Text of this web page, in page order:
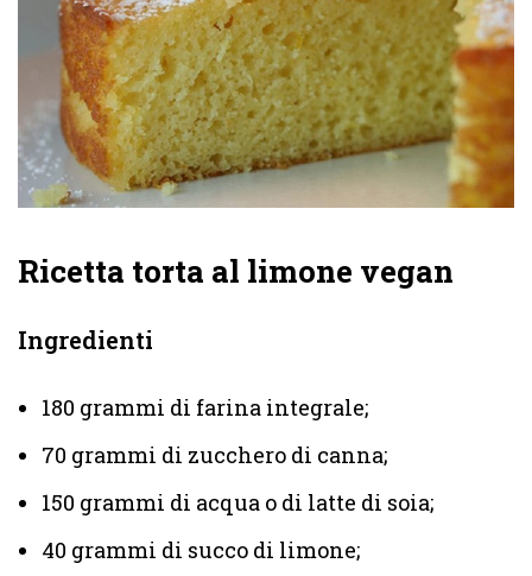
Ricetta torta al limone vegan
Ingredienti
180 grammi di farina integrale;
70 grammi di zucchero di canna;
150 grammi di acqua o di latte di soia;
40 grammi di succo di limone;